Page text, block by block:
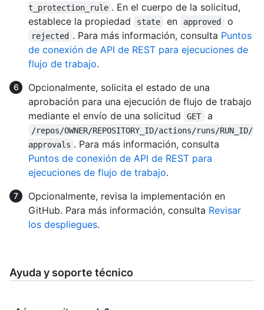
t_protection_rule . En el cuerpo de la solicitud,
establece la propiedad
state en approved o
rejected . Para más información, consulta Puntos
de conexión de API de REST para ejecuciones de
flujo de trabajo.
Opcionalmente, solicita el estado de una
aprobación para una ejecución de flujo de trabajo
mediante el envío de una solicitud
GET a
/repos/OWNER/REPOSITORY_ID/actions/runs/RUN_ID/
approvals . Para más información, consulta
Puntos de conexión de API de REST para
ejecuciones de flujo de trabajo.
Opcionalmente, revisa la implementación en
GitHub. Para más información, consulta Revisar
los despliegues.
Ayuda y soporte técnico